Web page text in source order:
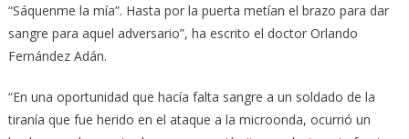
“Sáquenme la mía”. Hasta por la puerta metían el brazo para dar
sangre para aquel adversario”, ha escrito el doctor Orlando
Fernández Adán.
“En una oportunidad que hacía falta sangre a un soldado de la
tiranía que fue herido en el ataque a la microonda, ocurrió un